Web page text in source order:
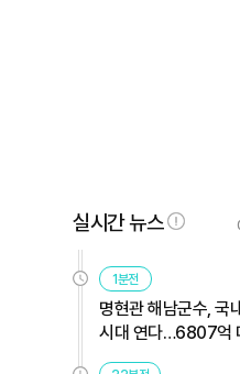
실시간 뉴스
1분전
명현관 해남군수,
시대 연다…6807억